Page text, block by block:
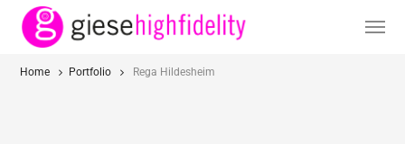
Home Portfolio Rega Hildesheim